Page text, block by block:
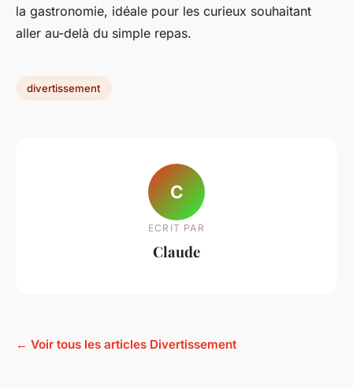
la gastronomie, idéale pour les curieux souhaitant
aller au-delà du simple repas.
divertissement
C
ECRIT PAR
Claude
← Voir tous les articles Divertissement